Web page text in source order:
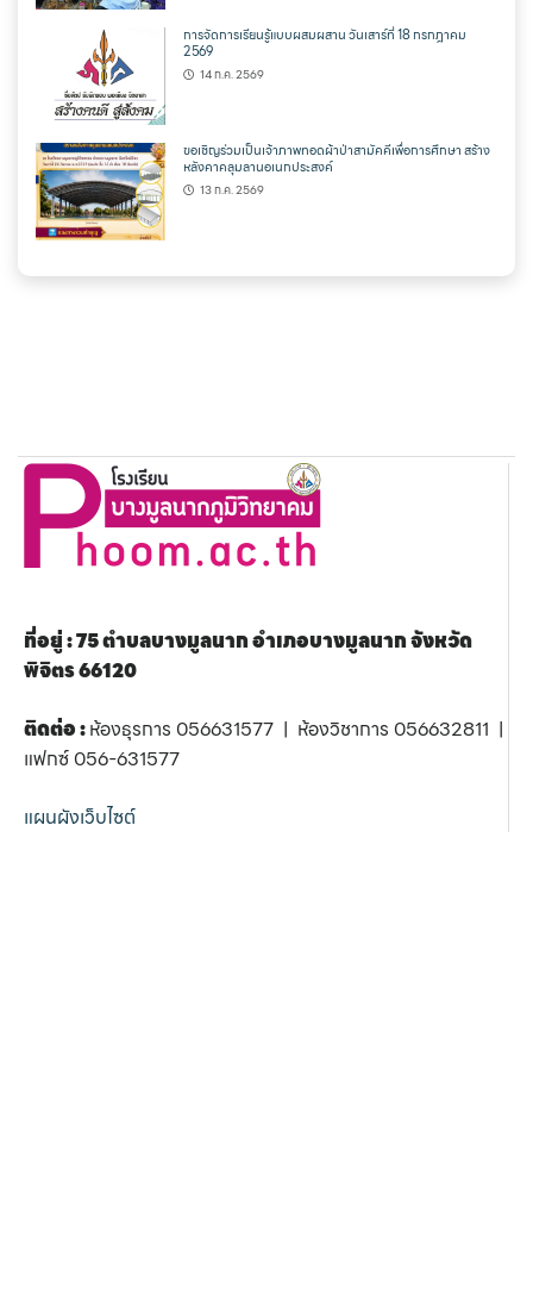
การจัดการเรียนรู้แบบผสมผสาน วันเสาร์ที่ 18 กรกฎาคม
2569
14 ก.ค. 2569
ขอเชิญร่วมเป็นเจ้าภาพทอดผ้าป่าสามัคคีเพื่อการศึกษา สร้าง
หลังคาคลุมลานอเนกประสงค์
13 ก.ค. 2569
ที่อยู่ : 75 ตำบลบางมูลนาก อำเภอบางมูลนาก จังหวัด
พิจิตร 66120
ติดต่อ :ห้องธุรการ 056631577 | ห้องวิชาการ 056632811 |
แฟกซ์ 056-631577
แผนผังเว็บไซต์